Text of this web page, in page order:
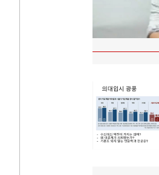
중국 AI, 저가 공세로 글로벌 토큰 시..
AI 국부펀드 구상 놓고 미국 진보진영 ..